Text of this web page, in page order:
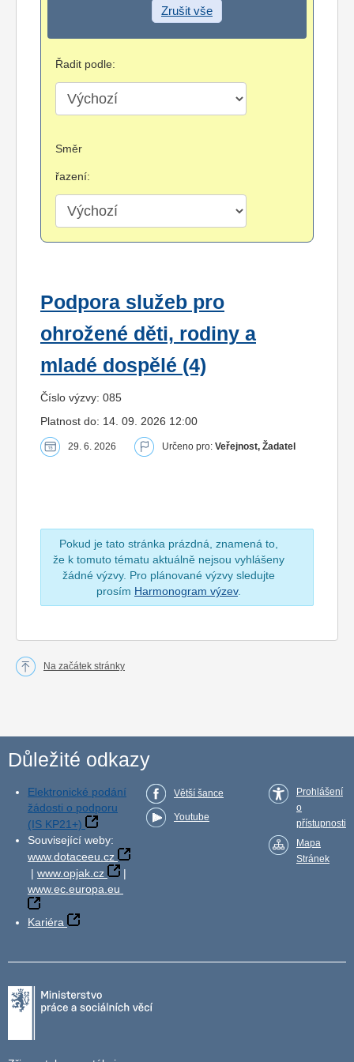
Zrušit vše
Řadit podle:
Směr
řazení:
Podpora služeb pro
ohrožené děti, rodiny a
mladé dospělé (4)
Číslo výzvy: 085
Platnost do: 14. 09. 2026 12:00
29. 6. 2026 Určeno pro: Veřejnost, Žadatel
Pokud je tato stránka prázdná, znamená to,
že k tomuto tématu aktuálně nejsou vyhlášeny
žádné výzvy. Pro plánované výzvy sledujte
prosím Harmonogram výzev.
Na začátek stránky
Důležité odkazy
Elektronické podání
žádosti o podporu
(IS KP21+)
Související weby:
www.dotaceeu.cz
| www.opjak.cz
|
www.ec.europa.eu
Kariéra
Větší šance
Youtube
Prohlášení
o
přístupnosti
Mapa
Stránek